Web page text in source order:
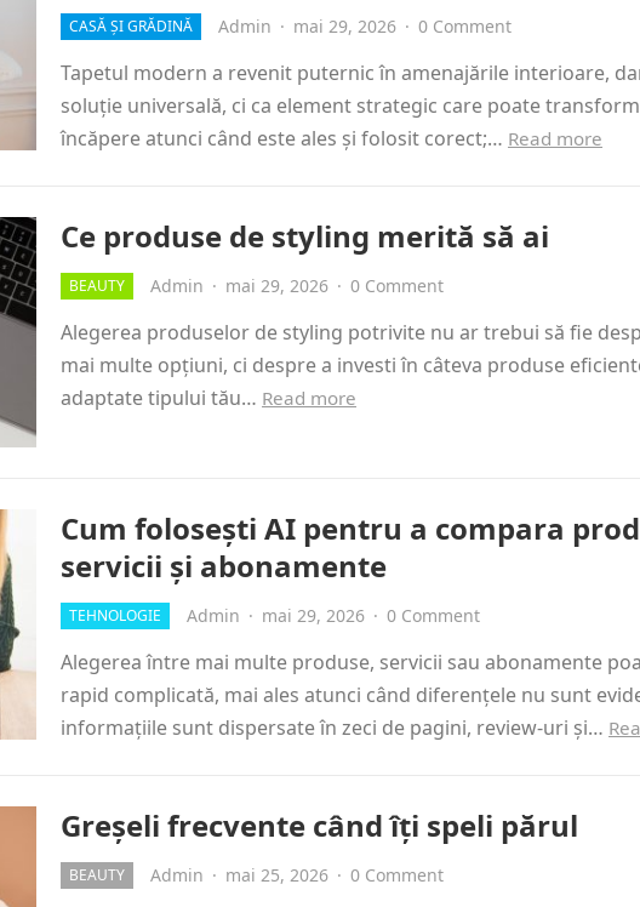
CASĂ ȘI GRĂDINĂ Admin · mai 29, 2026 · 0 Comment
Tapetul modern a revenit puternic în amenajările interioare,
soluție universală, ci ca element strategic care poate
încăpere atunci când este ales și folosit corect;… Read more
Ce produse de styling merită să ai
BEAUTY Admin · mai 29, 2026 · 0 Comment
Alegerea produselor de styling potrivite nu ar trebui să fie
mai multe opțiuni, ci despre a investi în câteva produse
adaptate tipului tău… Read more
Cum folosești AI pentru a compara
servicii și abonamente
TEHNOLOGIE Admin · mai 29, 2026 · 0 Comment
Alegerea între mai multe produse, servicii sau abonamente
rapid complicată, mai ales atunci când diferențele nu sunt
informațiile sunt dispersate în zeci de pagini, review-uri și…
Greșeli frecvente când îți speli părul
BEAUTY Admin · mai 25, 2026 · 0 Comment